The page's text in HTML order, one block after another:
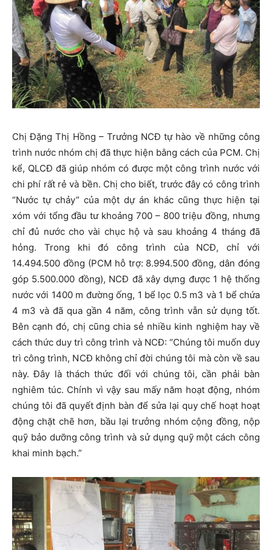
Chị Đặng Thị Hồng – Trưởng NCĐ tự hào về những công
trình nước nhóm chị đã thực hiện bằng cách của PCM. Chị
kể, QLCĐ đã giúp nhóm có được một công trình nước với
chi phí rất rẻ và bền. Chị cho biết, trước đây có công trình
“Nước tự chảy” của một dự án khác cũng thực hiện tại
xóm với tổng đầu tư khoảng 700 – 800 triệu đồng, nhưng
chỉ đủ nước cho vài chục hộ và sau khoảng 4 tháng đã
hỏng. Trong khi đó công trình của NCĐ, chỉ với
14.494.500 đồng (PCM hỗ trợ: 8.994.500 đồng, dân đóng
góp 5.500.000 đồng), NCĐ đã xây dựng được 1 hệ thống
nước với 1400 m đường ống, 1 bể lọc 0.5 m3 và 1 bể chứa
4 m3 và đã qua gần 4 năm, công trình vẫn sử dụng tốt.
Bên cạnh đó, chị cũng chia sẻ nhiều kinh nghiệm hay về
cách thức duy trì công trình và NCĐ: “Chúng tôi muốn duy
trì công trình, NCĐ không chỉ đời chúng tôi mà còn về sau
này. Đây là thách thức đối với chúng tôi, cần phải bàn
nghiêm túc. Chính vì vậy sau mấy năm hoạt động, nhóm
chúng tôi đã quyết định bàn để sửa lại quy chế hoạt hoạt
động chặt chẽ hơn, bầu lại trưởng nhóm cộng đồng, nộp
quỹ bảo dưỡng công trình và sử dụng quỹ một cách công
khai minh bạch.”